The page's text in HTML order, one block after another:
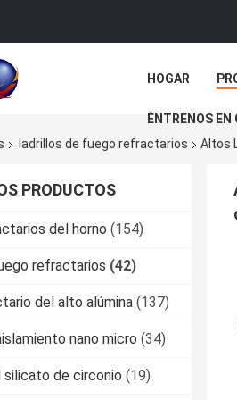
HOGAR
ÉNTRENOS
ladrillos de fuego refractarios Altos
PRODUCTOS
del horno (154)
refractarios (42)
del alto alúmina (137)
nano micro (34)
silicato de circonio (19)